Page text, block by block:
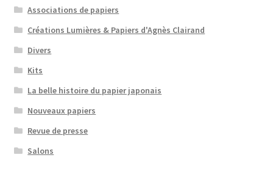
Associations de papiers
Créations Lumières & Papiers d'Agnès Clairand
Divers
Kits
La belle histoire du papier japonais
Nouveaux papiers
Revue de presse
Salons